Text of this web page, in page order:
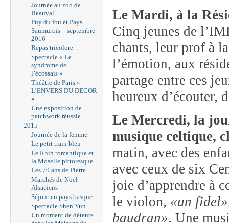
Journée au zoo de
Beauval
Puy du fou et Pays
Saumurois – septembre
2016
Repas tricolore
Spectacle « Le
syndrome de
l’écossais »
Théâtre de Paris «
L’ENVERS DU DECOR
»
Une exposition de
patchwork réussie
2015
Journée de la femme
Le petit train bleu
Le Rhin romantique et
la Moselle pittoresque
Les 70 ans de Pierre
Marchés de Noël
Alsaciens
Séjour en pays basque
Spectacle Shen Yun
Un moment de détente
Le Mardi, à la
Cinq jeunes de
chants, leur prof à
l’émotion, aux
partage entre ces
heureux d’écouter,
Le Mercredi, la
musique celtique,
matin, avec des
avec ceux de six
joie d’apprendre à
le violon, «un fidel»
baudran». Une